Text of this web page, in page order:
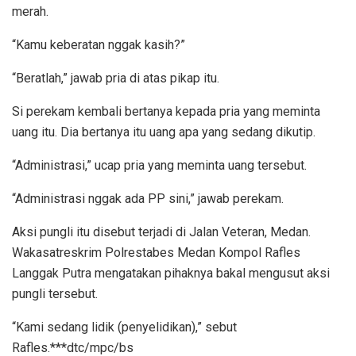
merah.
“Kamu keberatan nggak kasih?”
“Beratlah,” jawab pria di atas pikap itu.
Si perekam kembali bertanya kepada pria yang meminta
uang itu. Dia bertanya itu uang apa yang sedang dikutip.
“Administrasi,” ucap pria yang meminta uang tersebut.
“Administrasi nggak ada PP sini,” jawab perekam.
Aksi pungli itu disebut terjadi di Jalan Veteran, Medan.
Wakasatreskrim Polrestabes Medan Kompol Rafles
Langgak Putra mengatakan pihaknya bakal mengusut aksi
pungli tersebut.
“Kami sedang lidik (penyelidikan),” sebut
Rafles.***dtc/mpc/bs